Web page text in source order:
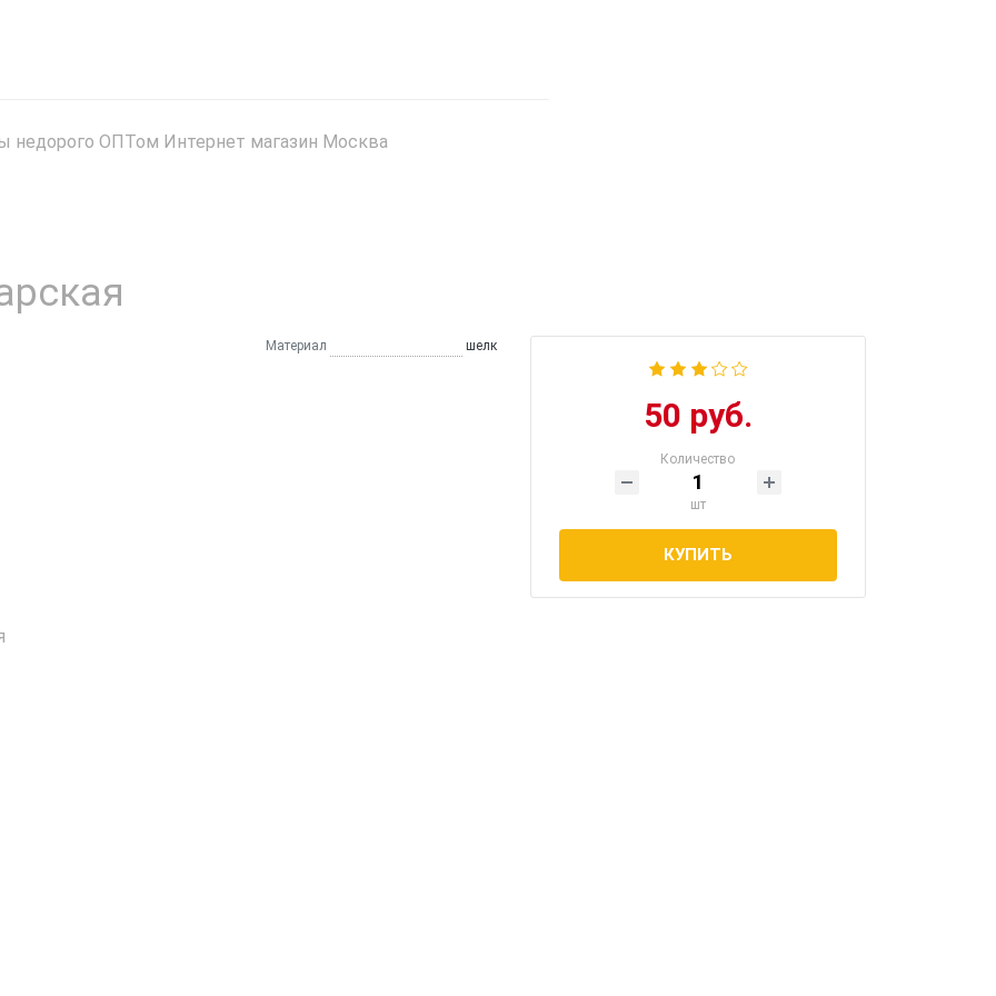
недорого ОПТом Интернет магазин Москва
Материал шелк
50 руб.
Количество
шт
КУПИТЬ